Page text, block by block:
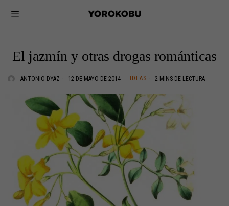
El jazmín y otras drogas románticas
ANTONIO DYAZ 12 DE MAYO DE 2014 IDEAS 2 MINS DE LECTURA